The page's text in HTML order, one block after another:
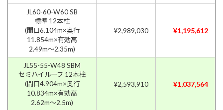
JL60-60-W60 SB
標準 12本柱
(間口6.104m×奥行
11.854m×有効高
2.49m〜2.35m)
¥2,989,030 ¥1,195,612
JL55-55-W48 SBM
セミハイルーフ 12本柱
(間口4.904m×奥行
10.834m×有効高
2.62m〜2.5m)
¥2,593,910 ¥1,037,564